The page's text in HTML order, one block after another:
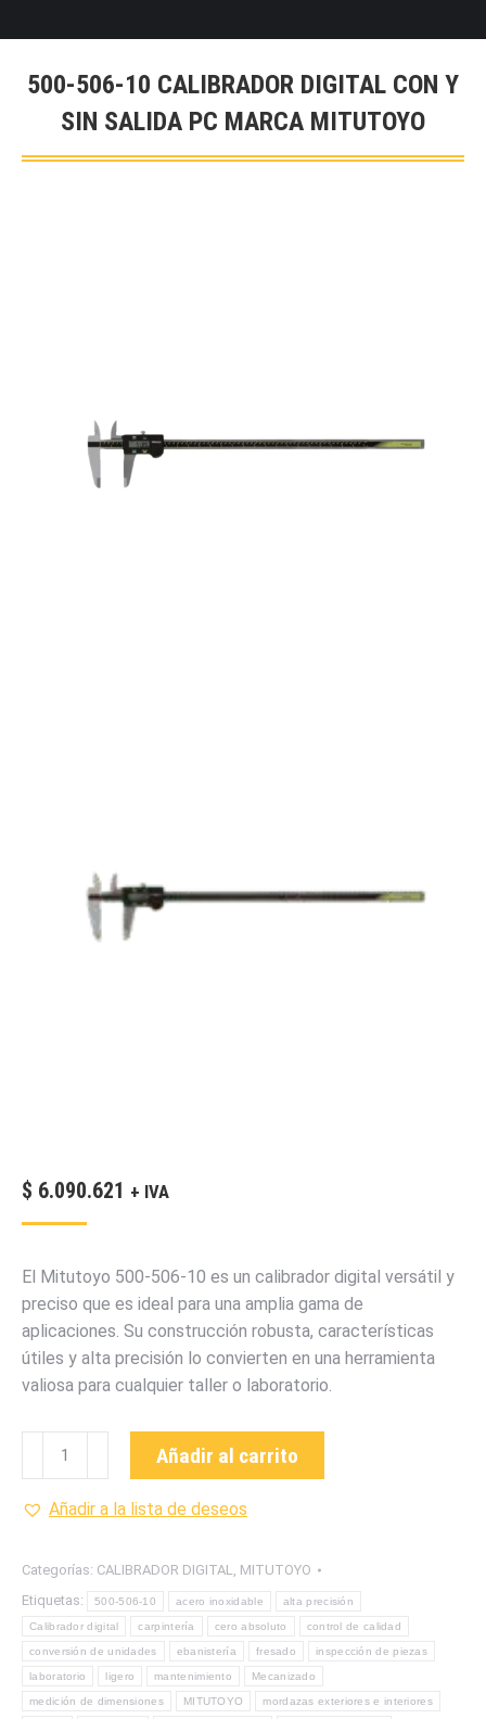
500-506-10 CALIBRADOR DIGITAL CON Y
SIN SALIDA PC MARCA MITUTOYO
$ 6.090.621 + IVA
El Mitutoyo 500-506-10 es un calibrador digital versátil y
preciso que es ideal para una amplia gama de
aplicaciones. Su construcción robusta, características
útiles y alta precisión lo convierten en una herramienta
valiosa para cualquier taller o laboratorio.
10
CON
Y
SIN
SALIDA
Añadir al carrito
Añadir a la lista de deseos
Categorías: CALIBRADOR DIGITAL, MITUTOYO
Etiquetas:
500-506-10 acero inoxidable alta precisión
Calibrador digital carpintería cero absoluto control de calidad
conversión de unidades ebanistería fresado inspección de piezas
laboratorio ligero mantenimiento Mecanizado
medición de dimensiones MITUTOYO mordazas exteriores e interiores